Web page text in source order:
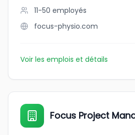
11-50 employés
focus-physio.com
Voir les emplois et détails
Focus Project